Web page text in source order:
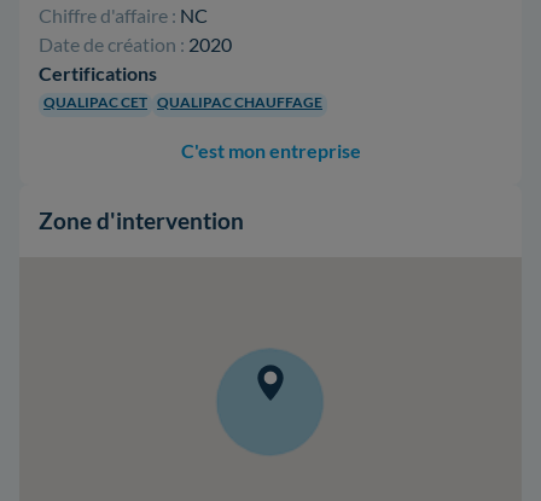
Chiffre d'affaire : NC
Date de création : 2020
Certifications
QUALIPAC CET QUALIPAC CHAUFFAGE
C'est mon entreprise
Zone d'intervention